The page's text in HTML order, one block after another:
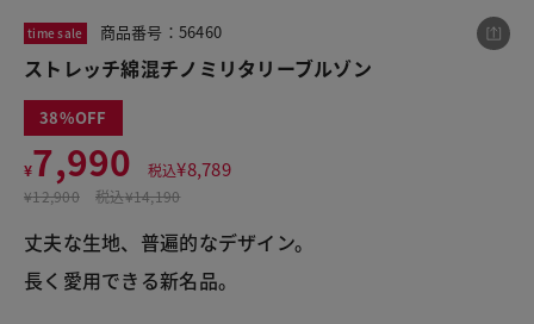
time sale 商品番号：56460
ストレッチ綿混チノミリタリーブルゾン
38
¥7,990 税込¥8,789
¥12,900 税込¥14,190
丈夫な生地、普遍的なデザイン。
長く愛用できる新名品。
ストレッチ綿混チノミリタリーブルゾン
¥7,990
LINE X